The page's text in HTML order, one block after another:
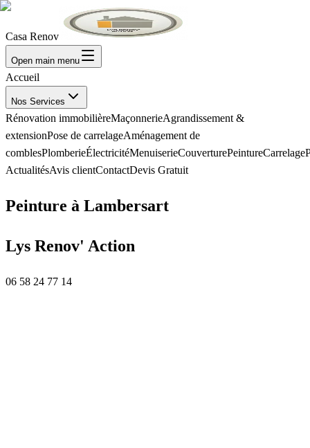
Casa Renov
Open main menu
Accueil
Nos Services
Rénovation immobilièreMaçonnerieAgrandissement &
extensionPose de carrelageAménagement de
comblesPlomberieÉlectricitéMenuiserieCouverturePeintureCarrelage
ActualitésAvis clientContactDevis Gratuit
Peinture à Lambersart
Lys Renov' Action
06 58 24 77 14